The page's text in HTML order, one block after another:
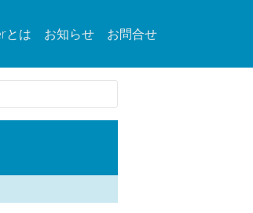
とは お知らせ お問合せ